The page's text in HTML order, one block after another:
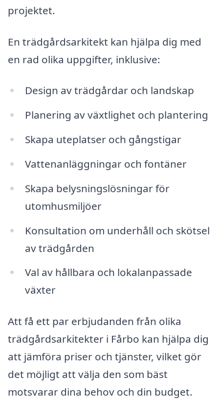
projektet.
En trädgårdsarkitekt kan hjälpa dig med
en rad olika uppgifter, inklusive:
Design av trädgårdar och landskap
Planering av växtlighet och plantering
Skapa uteplatser och gångstigar
Vattenanläggningar och fontäner
Skapa belysningslösningar för
utomhusmiljöer
Konsultation om underhåll och skötsel
av trädgården
Val av hållbara och lokalanpassade
växter
Att få ett par erbjudanden från olika
trädgårdsarkitekter i Fårbo kan hjälpa dig
att jämföra priser och tjänster, vilket gör
det möjligt att välja den som bäst
motsvarar dina behov och din budget.